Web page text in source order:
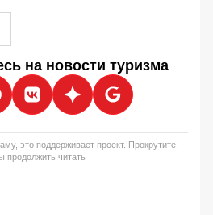
на новости туризма
это поддерживает проект. Прокрутите,
продолжить читать